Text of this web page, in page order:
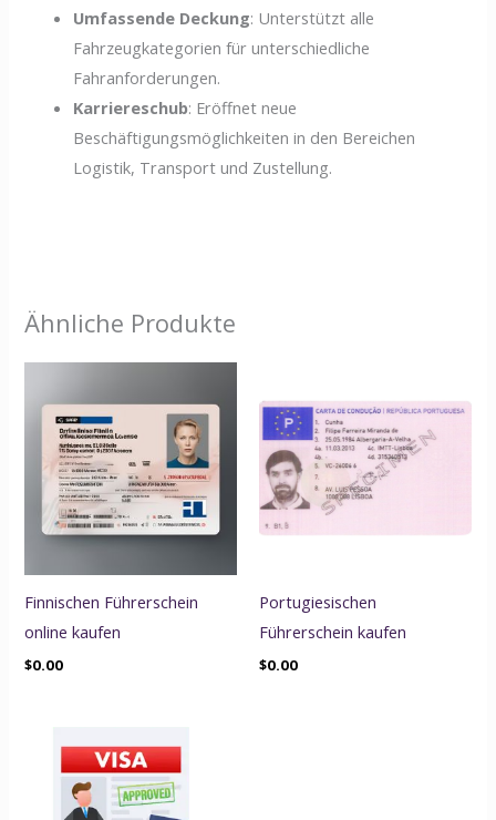
Umfassende Deckung: Unterstützt alle
Fahrzeugkategorien für unterschiedliche
Fahranforderungen.
Karriereschub: Eröffnet neue
Beschäftigungsmöglichkeiten in den Bereichen
Logistik, Transport und Zustellung.
Ähnliche Produkte
Finnischen Führerschein
online kaufen
$0.00
Portugiesischen
Führerschein kaufen
$0.00